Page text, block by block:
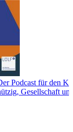
Podcast für den
Gesellschaft